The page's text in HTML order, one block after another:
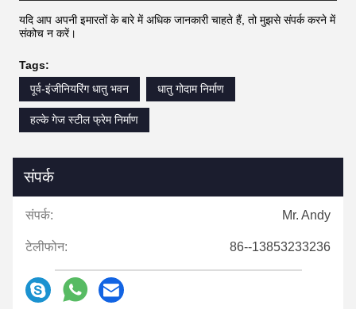
यदि आप अपनी इमारतों के बारे में अधिक जानकारी चाहते हैं, तो मुझसे संपर्क करने में
संकोच न करें।
Tags:
पूर्व-इंजीनियरिंग धातु भवन
धातु गोदाम निर्माण
हल्के गेज स्टील फ्रेम निर्माण
संपर्क
संपर्क: Mr. Andy
टेलीफोन: 86--13853233236